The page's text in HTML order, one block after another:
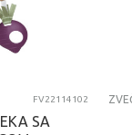
FV22114102
SA